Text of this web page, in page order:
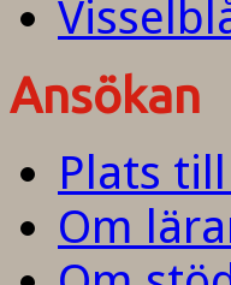
Ansökan
Plats
Om